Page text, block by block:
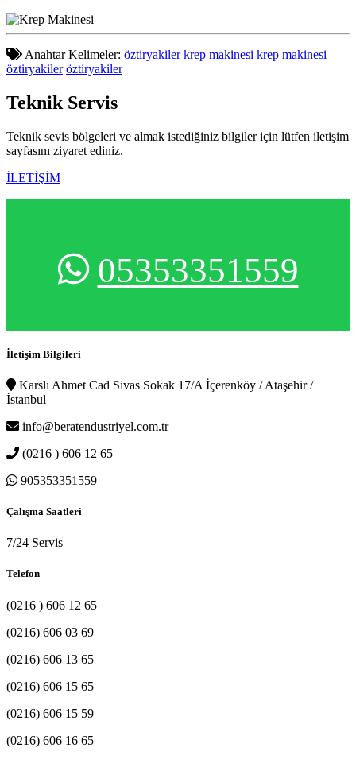
Anahtar Kelimeler: öztiryakiler krep makinesi krep makinesi
öztiryakiler öztiryakiler
Teknik Servis
Teknik sevis bölgeleri ve almak istediğiniz bilgiler için lütfen iletişim
sayfasını ziyaret ediniz.
İLETİŞİM
05353351559
İletişim Bilgileri
Karslı Ahmet Cad Sivas Sokak 17/A İçerenköy / Ataşehir /
İstanbul
info@beratendustriyel.com.tr
(0216 ) 606 12 65
905353351559
Çalışma Saatleri
7/24 Servis
Telefon
(0216 ) 606 12 65
(0216) 606 03 69
(0216) 606 13 65
(0216) 606 15 65
(0216) 606 15 59
(0216) 606 16 65